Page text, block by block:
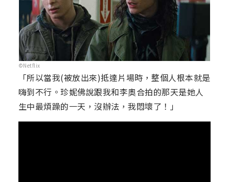
©Netflix
「所以當我(被放出來)抵達片場時，整個人根本就是
嗨到不行。珍妮佛說跟我和李奧合拍的那天是她人
生中最煩躁的一天，沒辦法，我悶壞了！」